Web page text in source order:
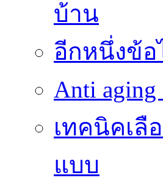
บ้าน
อีกหนึ่งข้อ
Anti
เทคนิคเลื
แบบ